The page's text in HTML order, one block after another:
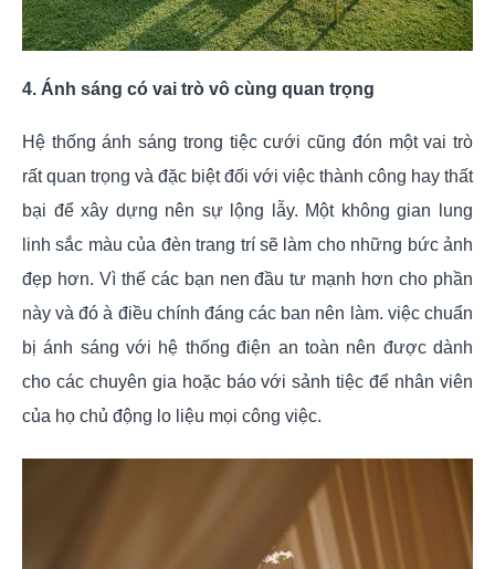
4. Ánh sáng có vai trò vô cùng quan trọng
Hệ thống ánh sáng trong tiệc cưới cũng đón một vai trò
rất quan trọng và đặc biệt đối với việc thành công hay thất
bại để xây dựng nên sự lộng lẫy. Một không gian lung
linh sắc màu của đèn trang trí sẽ làm cho những bức ảnh
đẹp hơn. Vì thế các bạn nen đầu tư mạnh hơn cho phần
này và đó à điều chính đáng các ban nên làm. việc chuẩn
bị ánh sáng với hệ thống điện an toàn nên được dành
cho các chuyên gia hoặc báo với sảnh tiệc để nhân viên
của họ chủ động lo liệu mọi công việc.